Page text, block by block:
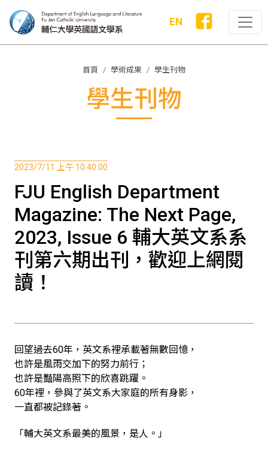
EN
首頁 學術成果 學生刊物
學生刊物
2023/7/11 上午 10:40:00
FJU English Department
Magazine: The Next Page,
2023, Issue 6 輔大英文系系
刊第六期出刊，歡迎上網閱
讀！
回望過去60年，英文系裡承載著無數回憶，
也許是風雨交加下的努力前行；
也許是豔陽高照下的欣喜跳躍。
60年裡，參與了英文系大家庭的所有身影，
一直都被記錄著。
​「輔大英文系最美的風景，是人。」​